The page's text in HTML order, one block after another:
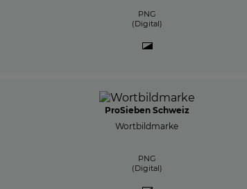
PNG
(Digital)
ProSieben Schweiz
Wortbildmarke
PNG
(Digital)